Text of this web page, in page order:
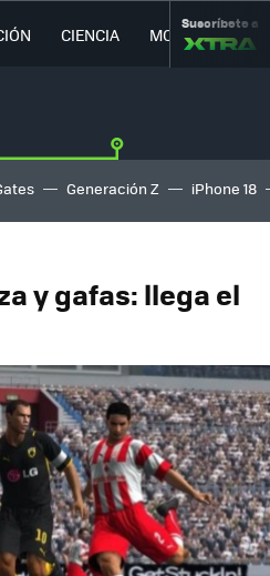
CIENCIA MOVILIDAD
Suscríbete a
Generación Z iPhone 18
y gafas: llega el